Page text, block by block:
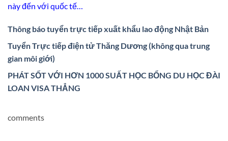
này đến với quốc tế…
Thông báo tuyển trực tiếp xuất khẩu lao động Nhật Bản
Tuyển Trực tiếp điện tử Thăng Dương (không qua trung
gian môi giới)
PHÁT SỐT VỚI HƠN 1000 SUẤT HỌC BỔNG DU HỌC ĐÀI
LOAN VISA THẲNG
comments